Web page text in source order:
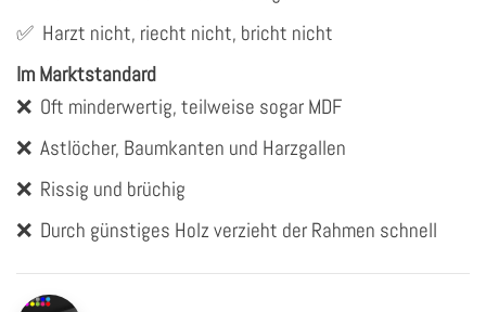
✅ Harzt nicht, riecht nicht, bricht nicht
Im Marktstandard
❌ Oft minderwertig, teilweise sogar MDF
❌ Astlöcher, Baumkanten und Harzgallen
❌ Rissig und brüchig
❌ Durch günstiges Holz verzieht der Rahmen schnell